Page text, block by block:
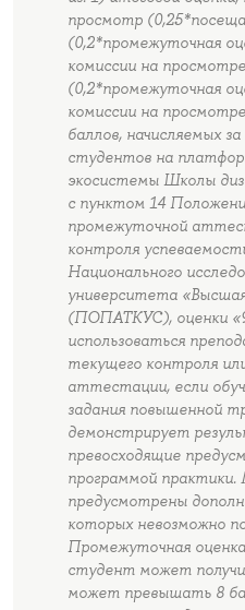
просмотр
(0,2*промежуточная
комиссии на
(0,2*промежуточная
комиссии на
баллов, начисляемых
студентов на
экосистемы Школы
с пунктом 14
промежуточной
контроля
Национального
университета
(ПОПАТКУС), оценки
использоваться
текущего контроля
аттестации, если
задания повышенной
демонстрирует
превосходящие
программой
предусмотрены
которых невозможно
Промежуточная
студент может
может превышать 8